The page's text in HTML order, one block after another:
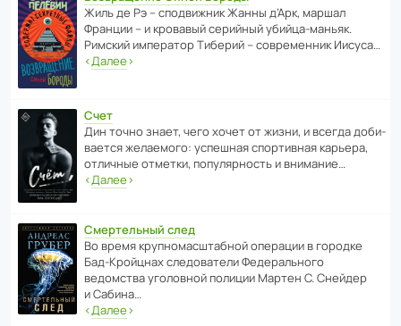
Жиль де Рэ – спод­ви­жник Жанны д’Арк, маршал
Франции – и кровавый серийный убийца-маньяк.
Римский импе­ратор Тиберий – совре­менник Иисуса…
‹Далее›
Счет
Дин точно знает, чего хочет от жизни, и всегда доби­
ва­ется жела­е­мого: успе­шная спор­ти­вная карьера,
отли­чные отметки, попу­ля­р­ность и внимание…
‹Далее›
Смертельный след
Во время круп­но­мас­ш­та­бной операции в городке
Бад‑Крой­цнах следо­ва­тели Феде­раль­ного
ведомства уголо­вной полиции Мартен С. Снейдер
и Сабина…
‹Далее›